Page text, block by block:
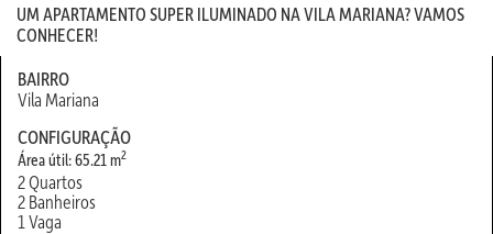
UM APARTAMENTO SUPER ILUMINADO NA VILA MARIANA? VAMOS
CONHECER!
BAIRRO
Vila Mariana
CONFIGURAÇÃO
Área útil: 65.21 m2
2 Quartos
2 Banheiros
1 Vaga